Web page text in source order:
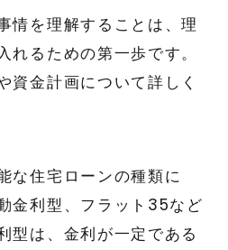
情を理解することは、理
れるための第一歩です。
資金計画について詳しく
な住宅ローンの種類に
金利型、フラット35など
型は、金利が一定である